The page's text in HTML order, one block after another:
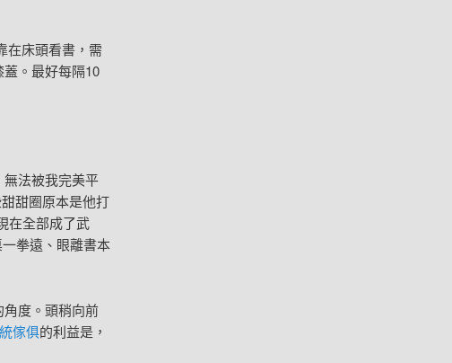
在床頭看書，需
。最好每隔10
法被我完美平
甜圈原本是他打
在全部成了武
拳遠、眼離書本
度。頭稍向前
傢俱的利益是，